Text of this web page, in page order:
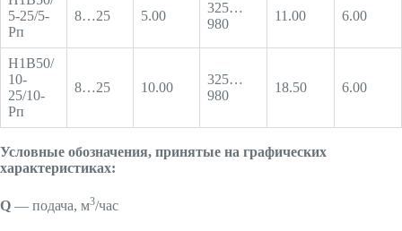
5-25/5-
Рп
8…25 5.00
325…
980
11.00 6.00
Н1В50/
10-
25/10-
Рп
8…25 10.00
325…
980
18.50 6.00
Условные обозначения, принятые на графических
характеристиках:
Q — подача, м3/час